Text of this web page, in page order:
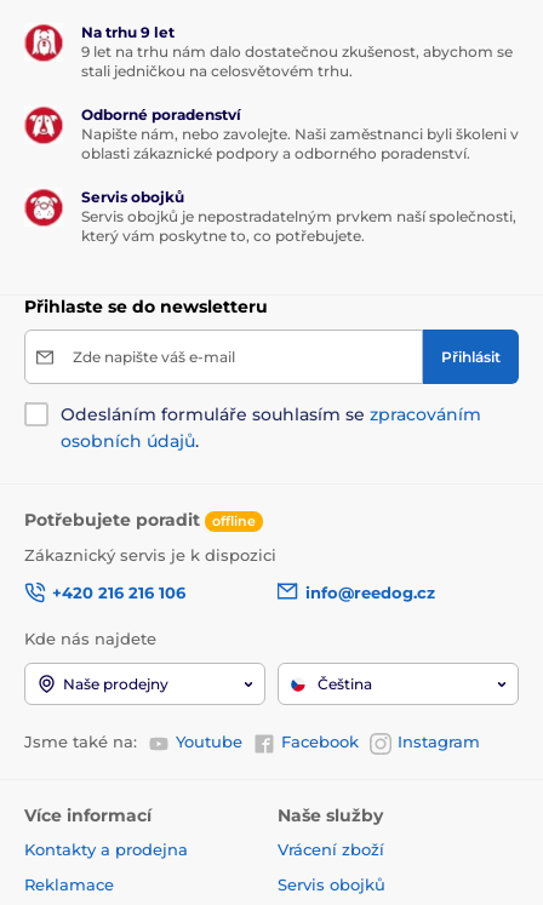
Na trhu 9 let
9 let na trhu nám dalo dostatečnou zkušenost, abychom se
stali jedničkou na celosvětovém trhu.
Odborné poradenství
Napište nám, nebo zavolejte. Naši zaměstnanci byli školeni v
oblasti zákaznické podpory a odborného poradenství.
Servis obojků
Servis obojků je nepostradatelným prvkem naší společnosti,
který vám poskytne to, co potřebujete.
Přihlaste se do newsletteru
Zde napište váš e-mail Přihlásit
Odesláním formuláře souhlasím se zpracováním
osobních údajů.
Potřebujete poradit offline
Zákaznický servis je k dispozici
+420 216 216 106
info@reedog.cz
Kde nás najdete
Naše prodejny Čeština
Jsme také na: Youtube Facebook Instagram
Více informací
Kontakty a prodejna
Reklamace
Naše služby
Vrácení zboží
Servis obojků